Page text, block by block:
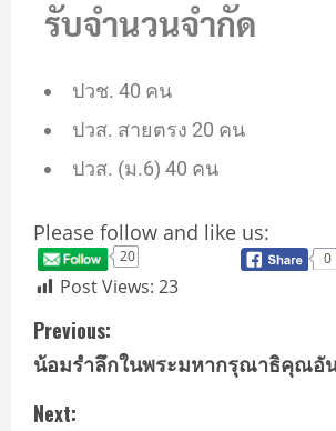
รับจำนวนจำกัด
ปวช. 40 คน
ปวส. สายตรง 20 คน
ปวส. (ม.6) 40 คน
Please follow and like us:
20 0
Post Views: 23
Previous:
น้อมรำลึกในพระมหากรุณาธิคุณอั
Next: